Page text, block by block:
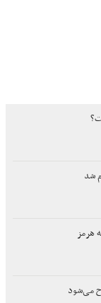
شد
هرمز
می‌شود